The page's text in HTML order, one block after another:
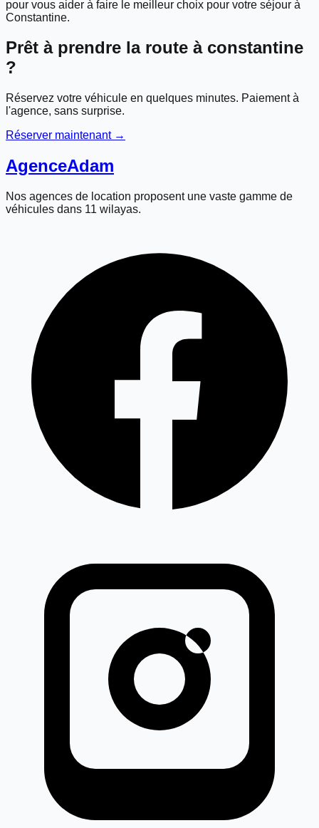
pour vous aider à faire le meilleur choix pour votre séjour à
Constantine.
Prêt à prendre la route à constantine
?
Réservez votre véhicule en quelques minutes. Paiement à
l'agence, sans surprise.
Réserver maintenant →
AgenceAdam
Nos agences de location proposent une vaste gamme de
véhicules dans 11 wilayas.